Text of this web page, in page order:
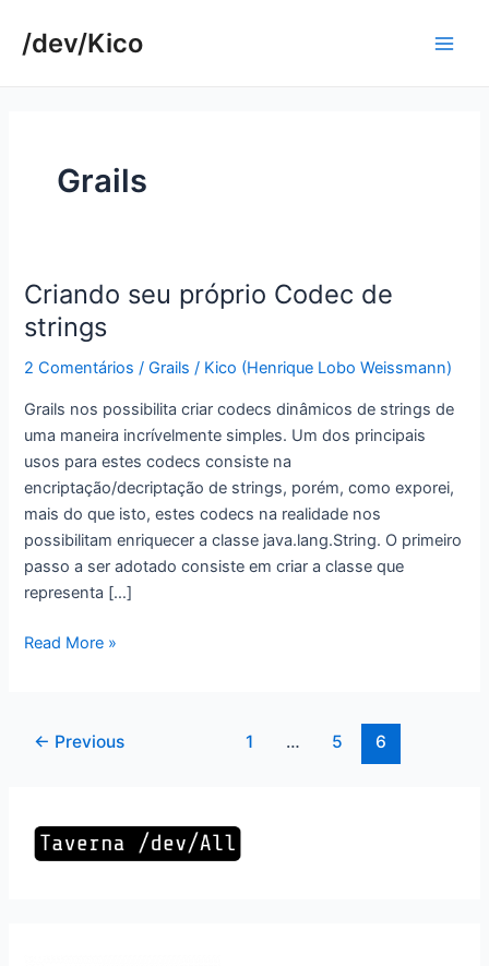
para/dev/Kico
Grails
Criando seu próprio Codec de
strings
2 Comentários /Grails / Kico (Henrique Lobo Weissmann)
Grails nos possibilita criar codecs dinâmicos de strings de
uma maneira incrívelmente simples. Um dos principais
usos para estes codecs consiste na
encriptação/decriptação de strings, porém, como exporei,
mais do que isto, estes codecs na realidade nos
possibilitam enriquecer a classe java.lang.String. O primeiro
passo a ser adotado consiste em criar a classe que
representa […]
Criando
de
Read More »
Paginação
← Previous 1 … 5 6